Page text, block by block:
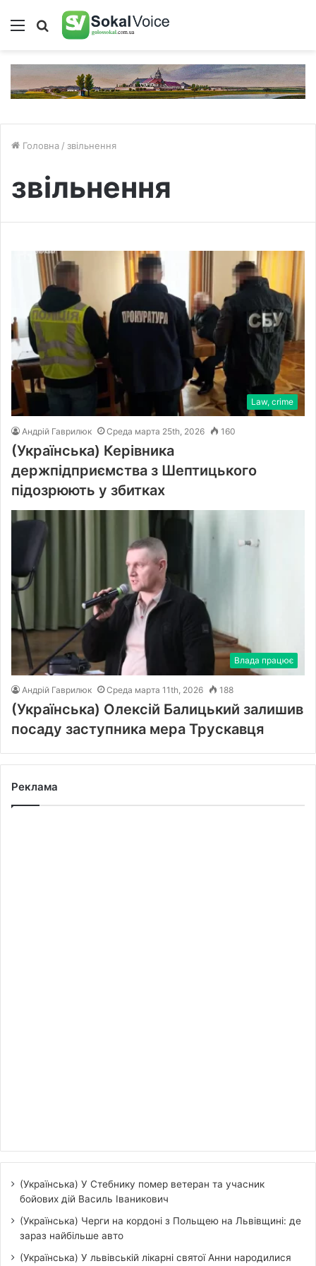
Меню Пошук
Головна / звільнення
звільнення
Law, crime
Андрій Гаврилюк Среда марта 25th, 2026 160
(Українська) Керівника
держпідприємства з Шептицького
підозрюють у збитках
Влада працює
Андрій Гаврилюк Среда марта 11th, 2026 188
(Українська) Олексій Балицький залишив
посаду заступника мера Трускавця
Реклама
(Українська) У Стебнику помер ветеран та учасник
бойових дій Василь Іваникович
(Українська) Черги на кордоні з Польщею на Львівщині: де
зараз найбільше авто
(Українська) У львівській лікарні святої Анни народилися